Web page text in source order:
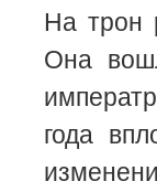
На трон
Она
года